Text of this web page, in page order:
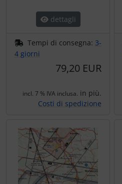
dettagli
Tempi di consegna: 3-
4 giorni
79,20 EUR
incl. 7 % IVA inclusa. in più.
Costi di spedizione
Strumenti
Tapes e sintonizzazione
Trasponditore
Tubi, connettori....
Viti, dadi & co.
Varie